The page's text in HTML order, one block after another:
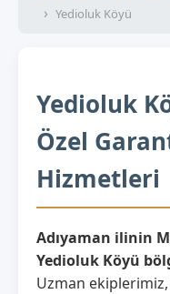
Yedioluk Köyü
Yedioluk
Özel
Hizmetleri
Adıyaman ilinin
Yedioluk Köyü
Uzman